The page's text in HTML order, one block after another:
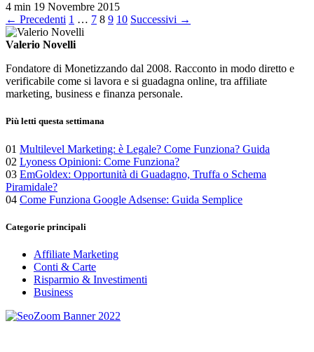
4 min 19 Novembre 2015
Paginazione
degli
articoli
← Precedenti 1 … 7 8 9 10 Successivi →
Valerio Novelli
Fondatore di Monetizzando dal 2008. Racconto in modo diretto e
verificabile come si lavora e si guadagna online, tra affiliate
marketing, business e finanza personale.
Più letti questa settimana
01 Multilevel Marketing: è Legale? Come Funziona? Guida
02 Lyoness Opinioni: Come Funziona?
03 EmGoldex: Opportunità di Guadagno, Truffa o Schema
Piramidale?
04 Come Funziona Google Adsense: Guida Semplice
Categorie principali
Affiliate Marketing
Conti & Carte
Risparmio & Investimenti
Business